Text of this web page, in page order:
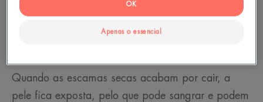
A psoríase pode tornar difícil o andar, caso esta se
desenvolva nos pés ou dedos dos pés, e o apertar
Quando as escamas secas acabam por cair, a
pele fica exposta, pelo que pode sangrar e podem
Apenas o essencial
OK